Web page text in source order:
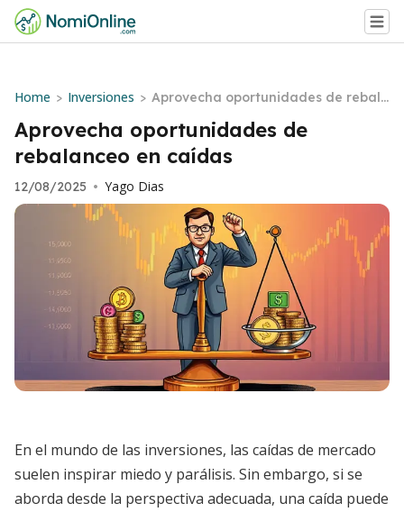
Home > Inversiones > Aprovecha oportunidades de rebala
nceo en caídas
Aprovecha oportunidades de
rebalanceo en caídas
12/08/2025 • Yago Dias
En el mundo de las inversiones, las caídas de mercado
suelen inspirar miedo y parálisis. Sin embargo, si se
aborda desde la perspectiva adecuada, una caída puede